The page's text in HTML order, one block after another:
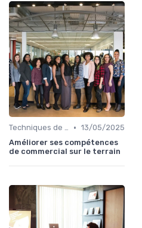
Techniques de vente • 13/05/2025
Améliorer ses compétences
de commercial sur le terrain